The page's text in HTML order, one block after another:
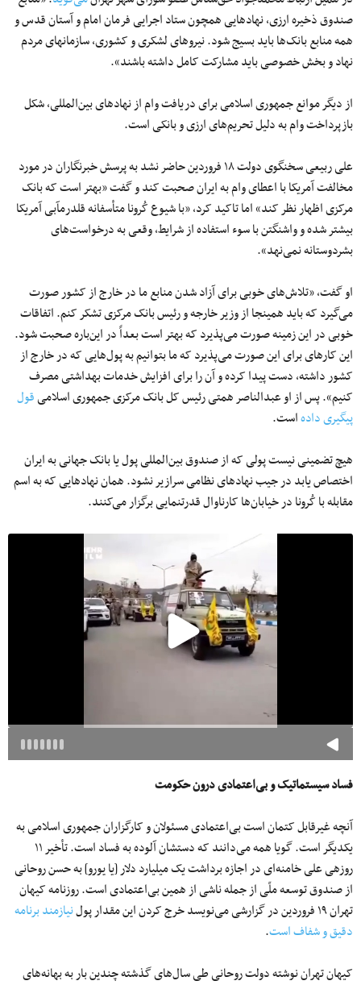
صندوق ذخیره ارزی، نهادهایی همچون ستاد اجرایی فرمان امام و آستان قدس و
همه منابع بانک‌ها باید بسیج شود. نیروهای لشکری و کشوری، سازمانهای مردم
نهاد و بخش خصوصی باید مشارکت کامل داشته باشند».
از دیگر موانع جمهوری اسلامی برای دریافت وام از نهادهای بین‌‌المللی، شکل
بازپرداخت وام به دلیل تحریم‌‌های ارزی و بانکی است.
علی ربیعی سخنگوی دولت ۱۸ فروردین حاضر نشد به پرسش خبرنگاران در مورد
مخالفت آمریکا با اعطای وام به ایران صحبت کند و گفت «بهتر است که بانک
مرکزی اظهار نظر کند» اما تاکید کرد، «با شیوع کُرونا متأسفانه قلدرمآبی آمریکا
بیشتر شده و واشنگتن با سوء استفاده از شرایط، وقعی به درخواست‌های
بشردوستانه نمی‌نهد».
او گفت، «تلاش‌های خوبی برای آزاد شدن منابع ما در خارج از کشور صورت
می‌گیرد که باید همینجا از وزیر خارجه و رئیس بانک مرکزی تشکر کنم. اتفاقات
خوبی در این زمینه صورت می‌پذیرد که بهتر است بعداً در این‌باره صحبت شود.
این کارهای برای این صورت می‌پذیرد که ما بتوانیم به پول‌هایی که در خارج از
کشور داشته، دست پیدا کرده و آن را برای افزایش خدمات بهداشتی مصرف
کنیم». پس از او عبدالناصر همتی رئیس کل بانک مرکزی جمهوری اسلامیقول
پیگیری دادهاست.
هیچ تضمینی نیست پولی که از صندوق بین‌المللی پول یا بانک جهانی به ایران
اختصاص یابد در جیب نهادهای نظامی سرازیر نشود. همان نهادهایی که به اسم
مقابله با کُرونا در خیابان‌ها کارناوال‌ قدرتنمایی برگزار می‌‌کنند.
فساد سیستماتیک و بی‌اعتمادی درون حکومت
آنچه غیرقابل کتمان است بی‌اعتمادی مسئولان و کارگزاران جمهوری اسلامی به
یکدیگر است. گویا همه می‌دانند که دست‎شان آلوده به فساد است. تأخیر ۱۱
روزه‎ی علی خامنه‌ای در اجازه برداشت یک میلیارد دلار [یا یورو] به حسن روحانی
از صندوق توسعه ملّی از جمله ناشی از همین بی‌اعتمادی است. روزنامه کیهان
تهران ۱۹ فروردین در گزارشی می‌نویسد خرج کردن این مقدار پول
نیازمند برنامه
دقیق و شفاف است.
کیهان تهران نوشته دولت روحانی طی سال‌های گذشته چندین بار به بهانه‌های